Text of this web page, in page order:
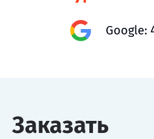
Google:
Заказать